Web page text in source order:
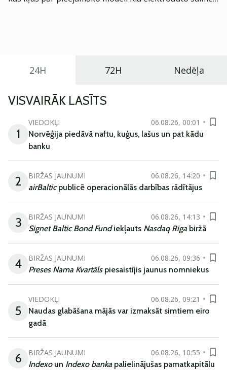
24H 72H Nedēļa
VISVAIRĀK LASĪTS
1
VIEDOKĻI
06.08.26, 00:01
Norvēģija piedāvā naftu, kuģus, lašus un pat kādu
banku
2 BIRŽAS JAUNUMI
06.08.26, 14:20
airBalticpublicē operacionālās darbības rādītājus
3 BIRŽAS JAUNUMI
06.08.26, 14:13
Signet Baltic Bond Fundiekļauts Nasdaq Riga biržā
4 BIRŽAS JAUNUMI
06.08.26, 09:36
Preses Nama Kvartāls piesaistījis jaunus nomniekus
5
VIEDOKĻI
06.08.26, 09:21
Naudas glabāšana mājās var izmaksāt simtiem eiro
gadā
6 BIRŽAS JAUNUMI
06.08.26, 10:55
Indexoun Indexo banka palielinājušas pamatkapitālu